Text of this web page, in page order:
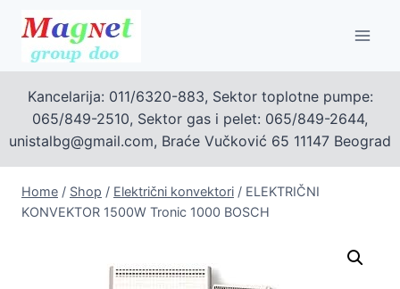
content
Kancelarija: 011/6320-883, Sektor toplotne pumpe:
065/849-2510, Sektor gas i pelet: 065/849-2644,
unistalbg@gmail.com, Braće Vučković 65 11147 Beograd
Home / Shop / Električni konvektori / ELEKTRIČNI
KONVEKTOR 1500W Tronic 1000 BOSCH